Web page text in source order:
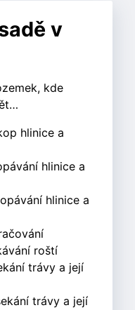
v
kde
hlinice a
hlinice a
hlinice a
roští
trávy a její
trávy a její